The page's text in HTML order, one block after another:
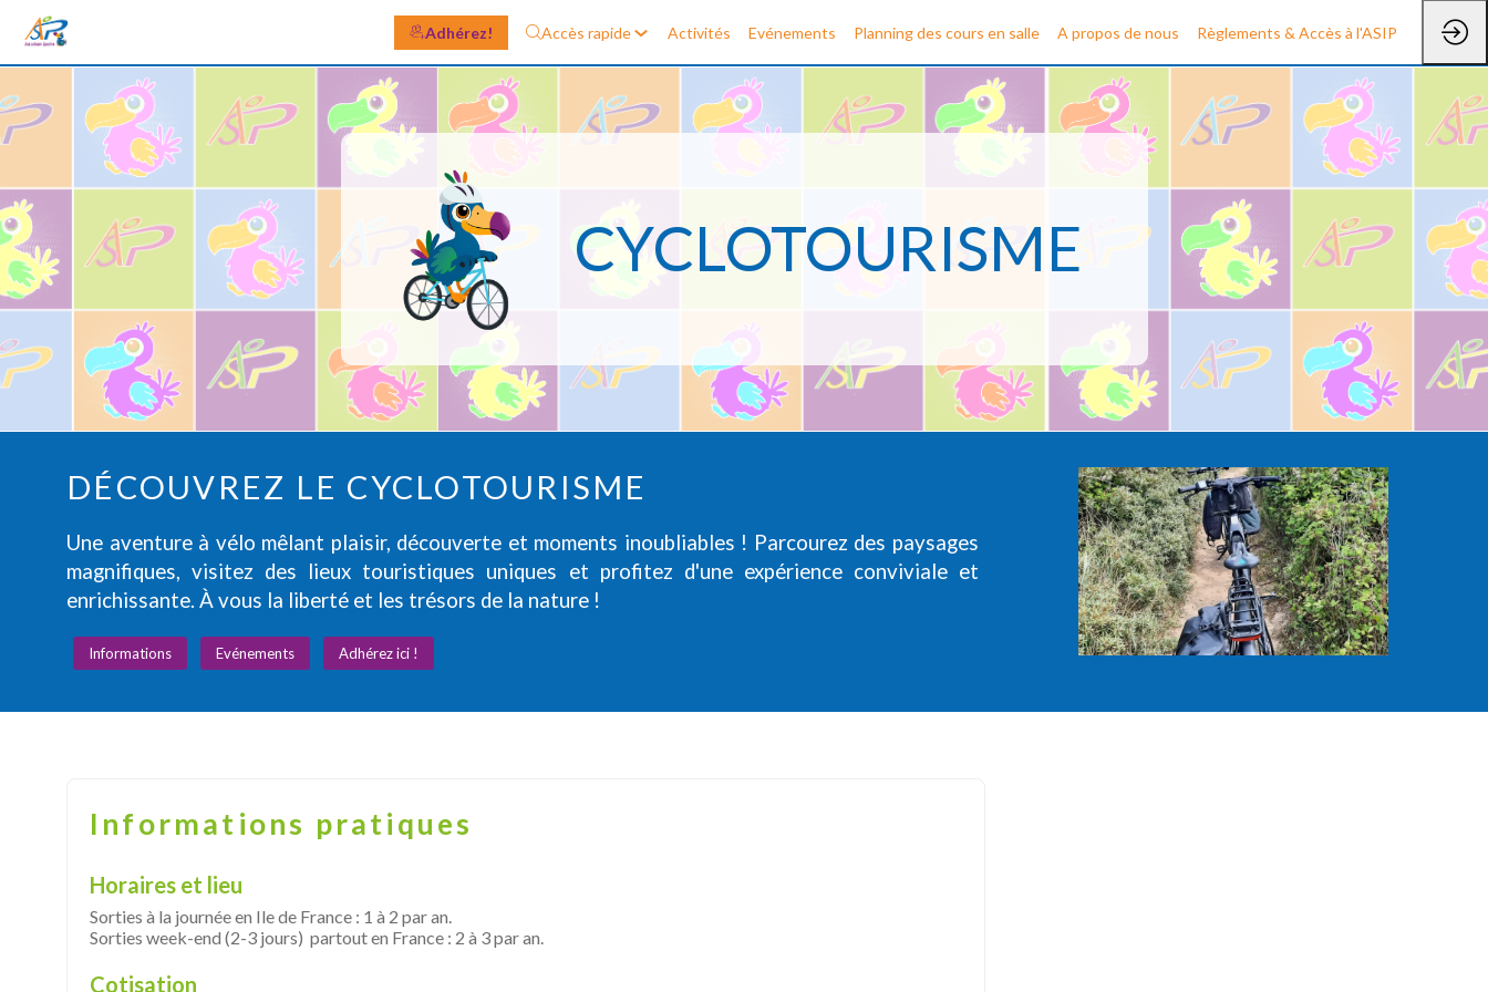
Adhérez! Accès rapide Activités Evénements Planning des cours en salle A propos de nous Règlements & Accès à l'ASIP
CYCLOTOURISME
DÉCOUVREZ LE CYCLOTOURISME
Une aventure à vélo mêlant plaisir, découverte et moments inoubliables ! Parcourez des paysages
magnifiques, visitez des lieux touristiques uniques et profitez d'une expérience conviviale et
enrichissante. À vous la liberté et les trésors de la nature !
Informations Evénements Adhérez ici !
Informations pratiques
Horaires et lieu
Sorties à la journée en Ile de France : 1 à 2 par an.
Sorties week-end (2-3 jours) partout en France : 2 à 3 par an.
Cotisation